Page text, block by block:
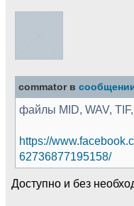
commator в
файлы MID, WAV,
https://
62736877195158/
Доступно и без